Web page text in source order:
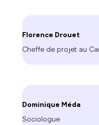
Florence Drouet
Cheffe de projet au
Dominique Méda
Sociologue